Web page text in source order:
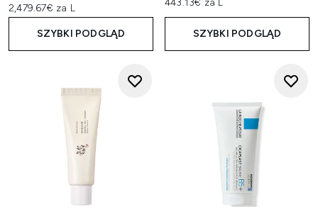
2,479.67€ za L
SZYBKI PODGLĄD
443.13€ za L
SZYBKI PODGLĄD